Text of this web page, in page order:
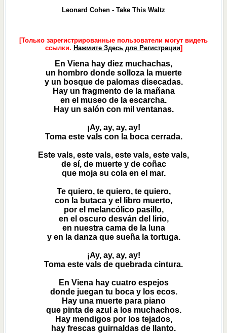
Leonard Cohen - Take This Waltz
[Только зарегистрированные пользователи могут видеть
ссылки. Нажмите Здесь для Регистрации]
En Viena hay diez muchachas,
un hombro donde solloza la muerte
y un bosque de palomas disecadas.
Hay un fragmento de la mañana
en el museo de la escarcha.
Hay un salón con mil ventanas.
¡Ay, ay, ay, ay!
Toma este vals con la boca cerrada.
Este vals, este vals, este vals, este vals,
de sí, de muerte y de coñac
que moja su cola en el mar.
Te quiero, te quiero, te quiero,
con la butaca y el libro muerto,
por el melancólico pasillo,
en el oscuro desván del lirio,
en nuestra cama de la luna
y en la danza que sueña la tortuga.
¡Ay, ay, ay, ay!
Toma este vals de quebrada cintura.
En Viena hay cuatro espejos
donde juegan tu boca y los ecos.
Hay una muerte para piano
que pinta de azul a los muchachos.
Hay mendigos por los tejados,
hay frescas guirnaldas de llanto.